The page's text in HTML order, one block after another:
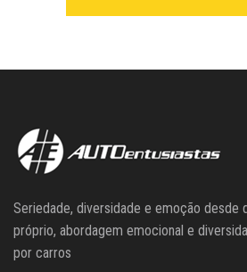
Seriedade, diversidade e emoção desde
próprio, abordagem emocional e
por carros